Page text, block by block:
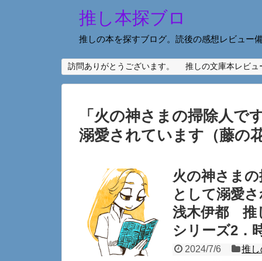
推し本探ブロ
推しの本を探すブログ。読後の感想レビュー
訪問ありがとうございます。 推しの文庫本レビュ
「 火の神さまの掃除人で
溺愛されています（藤の
火の神さま
として溺愛
浅木伊都 推
シリーズ2．
2024/7/6
推